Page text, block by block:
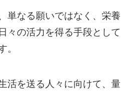
単なる願いではなく、栄養
々の活力を得る手段として
。
活を送る人々に向けて、量